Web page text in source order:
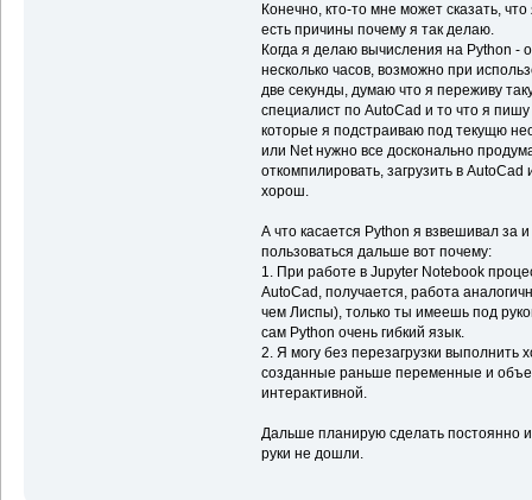
Конечно, кто-то мне может сказать,
есть причины почему я так делаю.
Когда я делаю вычисления на Python -
несколько часов, возможно при
две секунды, думаю что я переживу
специалист по AutoCad и то что я
которые я подстраиваю под текущю
или Net нужно все досконально
откомпилировать, загрузить в
хорош.
А что касается Python я взвешивал за
пользоваться дальше вот почему:
1. При работе в Jupyter Notebook
AutoCad, получается, работа
чем Лиспы), только ты имеешь под
сам Python очень гибкий язык.
2. Я могу без перезагрузки выполнить
созданные раньше переменные и
интерактивной.
Дальше планирую сделать постоянно
руки не дошли.